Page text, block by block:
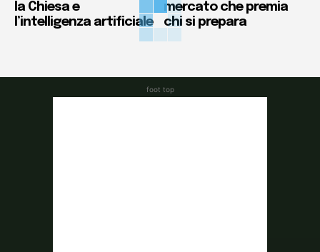
la Chiesa e
l’intelligenza artificiale
mercato che premia
chi si prepara
foot top